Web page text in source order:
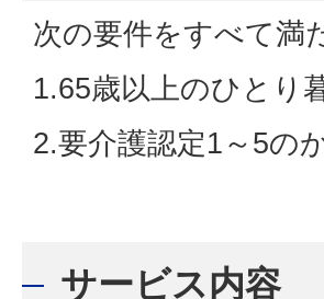
次の要件をすべて満
1.65歳以上のひとり
2.要介護認定1～5の
サービス内容